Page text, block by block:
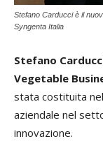
Stefano Carducci è il
Syngenta Italia
Stefano
Vegetable
stata costituita
aziendale nel
innovazione.